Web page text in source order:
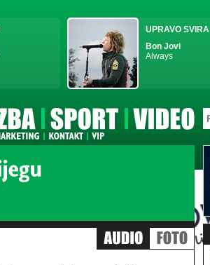
UPRAVO SVIRA
Bon Jovi
Always